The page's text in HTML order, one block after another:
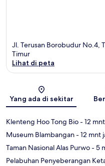
Jl. Terusan Borobudur No.4,
Timur
Lihat di peta
Yang ada di sekitar
Klenteng Hoo Tong Bio- 12
Museum Blambangan- 12 mnt
Taman Nasional Alas Purwo- 5
Pelabuhan Penyeberangan